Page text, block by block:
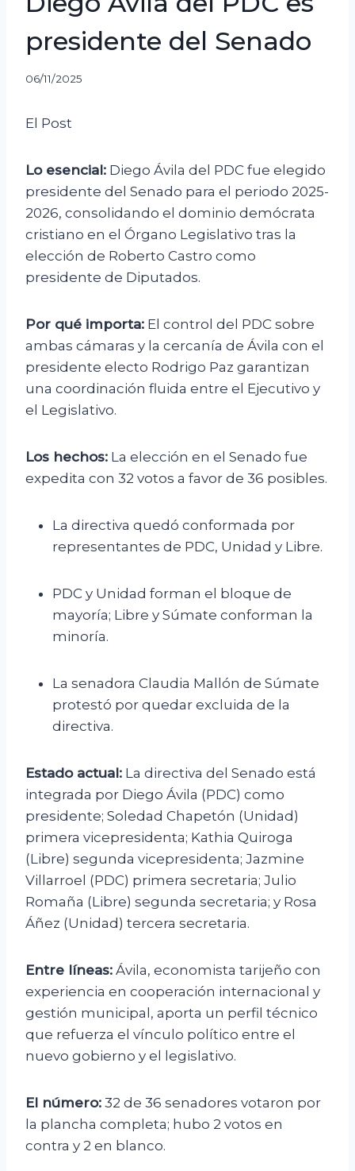
presidente del Senado
06/11/2025
El Post
Lo esencial: Diego Ávila del PDC fue elegido
presidente del Senado para el periodo 2025-
2026, consolidando el dominio demócrata
cristiano en el Órgano Legislativo tras la
elección de Roberto Castro como
presidente de Diputados.
Por qué importa: El control del PDC sobre
ambas cámaras y la cercanía de Ávila con el
presidente electo Rodrigo Paz garantizan
una coordinación fluida entre el Ejecutivo y
el Legislativo.
Los hechos: La elección en el Senado fue
expedita con 32 votos a favor de 36 posibles.
La directiva quedó conformada por
representantes de PDC, Unidad y Libre.
PDC y Unidad forman el bloque de
mayoría; Libre y Súmate conforman la
minoría.
La senadora Claudia Mallón de Súmate
protestó por quedar excluida de la
directiva.
Estado actual: La directiva del Senado está
integrada por Diego Ávila (PDC) como
presidente; Soledad Chapetón (Unidad)
primera vicepresidenta; Kathia Quiroga
(Libre) segunda vicepresidenta; Jazmine
Villarroel (PDC) primera secretaria; Julio
Romaña (Libre) segunda secretaria; y Rosa
Áñez (Unidad) tercera secretaria.
Entre líneas: Ávila, economista tarijeño con
experiencia en cooperación internacional y
gestión municipal, aporta un perfil técnico
que refuerza el vínculo político entre el
nuevo gobierno y el legislativo.
El número: 32 de 36 senadores votaron por
la plancha completa; hubo 2 votos en
contra y 2 en blanco.